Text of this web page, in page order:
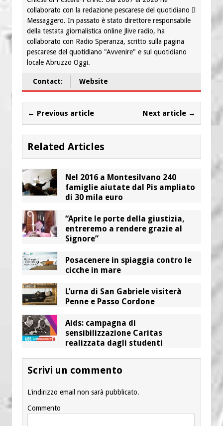
collaborato con la redazione pescarese del quotidiano Il
Messaggero. In passato è stato direttore responsabile
della testata giornalistica online Jlive radio, ha
collaborato con Radio Speranza, scritto sulla pagina
pescarese del quotidiano "Avvenire" e sul quotidiano
locale Abruzzo Oggi.
Contact: Website
← Previous article Next article →
Related Articles
Nel 2016 a Montesilvano 240
famiglie aiutate dal Pis ampliato
di 30 mila euro
“Aprite le porte della giustizia,
entreremo a rendere grazie al
Signore”
Posacenere in spiaggia contro le
cicche in mare
L’urna di San Gabriele visiterà
Penne e Passo Cordone
Aids: campagna di
sensibilizzazione Caritas
realizzata dagli studenti
Scrivi un commento
L'indirizzo email non sarà pubblicato.
Commento